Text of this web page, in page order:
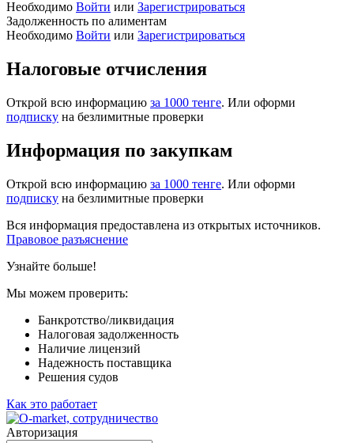
Необходимо Войти или Зарегистрироваться
Задолженность по алиментам
Необходимо Войти или Зарегистрироваться
Налоговые отчисления
Открой всю информацию за 1000 тенге. Или оформи
подписку на безлимитные проверки
Информация по закупкам
Открой всю информацию за 1000 тенге. Или оформи
подписку на безлимитные проверки
Вся информация предоставлена из открытых источников.
Правовое разъяснение
Узнайте больше!
Мы можем проверить:
Банкротство/ликвидация
Налоговая задолженность
Наличие лицензий
Надежность поставщика
Решения судов
Как это работает
Авторизация